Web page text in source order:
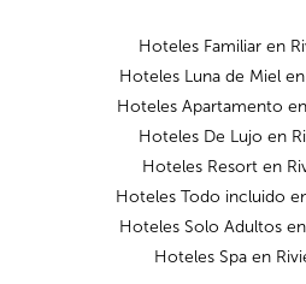
Hoteles Familiar en
Hoteles Luna de Miel
Hoteles Apartamento
Hoteles De Lujo en
Hoteles Resort en
Hoteles Todo incluido
Hoteles Solo Adultos
Hoteles Spa en